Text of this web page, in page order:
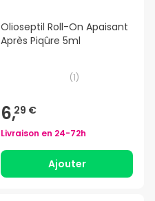
Olioseptil Roll-On Apaisant
Après Piqûre 5ml
(1)
6,29 €
Livraison en 24-72h
Ajouter